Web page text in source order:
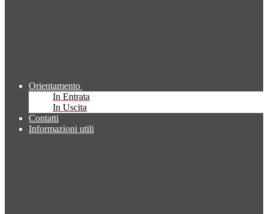
Orientamento
In Entrata
In Uscita
Contatti
Informazioni utili